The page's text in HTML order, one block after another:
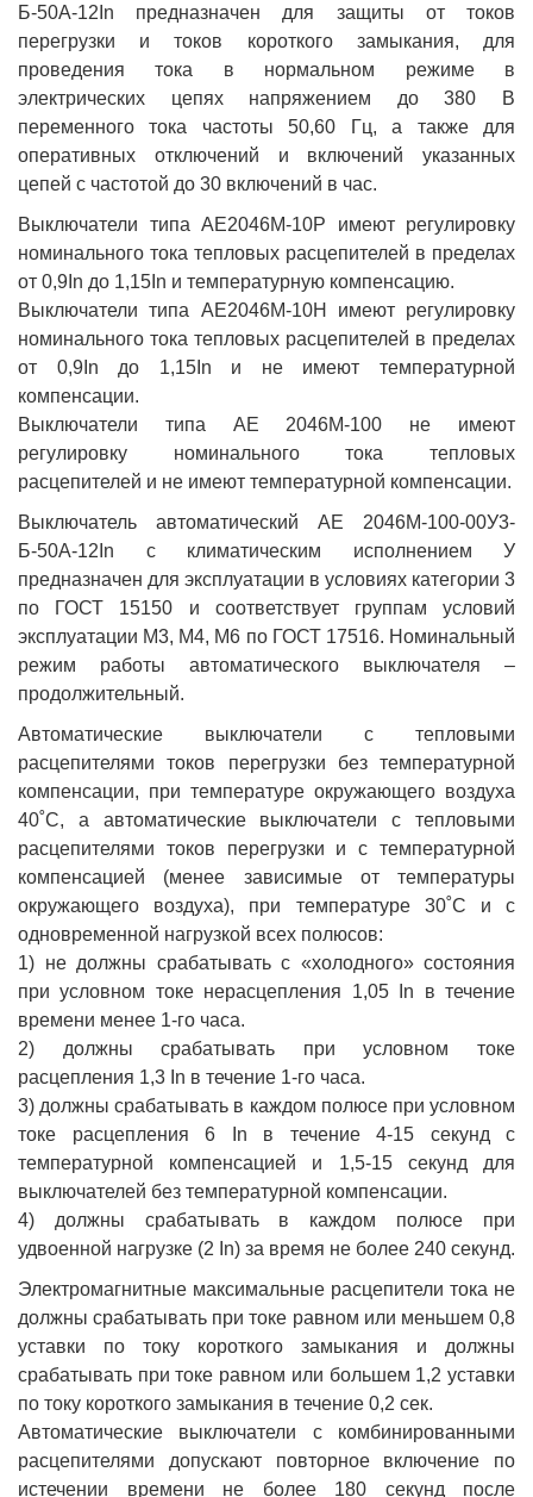
Б-50А-12In предназначен для защиты от токов
перегрузки и токов короткого замыкания, для
проведения тока в нормальном режиме в
электрических цепях напряжением до 380 В
переменного тока частоты 50,60 Гц, а также для
оперативных отключений и включений указанных
цепей с частотой до 30 включений в час.
Выключатели типа АЕ2046М-10Р имеют регулировку
номинального тока тепловых расцепителей в пределах
от 0,9In до 1,15In и температурную компенсацию.
Выключатели типа АЕ2046М-10Н имеют регулировку
номинального тока тепловых расцепителей в пределах
от 0,9In до 1,15In и не имеют температурной
компенсации.
Выключатели типа АЕ 2046М-100 не имеют
регулировку номинального тока тепловых
расцепителей и не имеют температурной компенсации.
Выключатель автоматический АЕ 2046М-100-00У3-
Б-50А-12In с климатическим исполнением У
предназначен для эксплуатации в условиях категории 3
по ГОСТ 15150 и соответствует группам условий
эксплуатации М3, М4, М6 по ГОСТ 17516. Номинальный
режим работы автоматического выключателя –
продолжительный.
Автоматические выключатели с тепловыми
расцепителями токов перегрузки без температурной
компенсации, при температуре окружающего воздуха
40˚С, а автоматические выключатели с тепловыми
расцепителями токов перегрузки и с температурной
компенсацией (менее зависимые от температуры
окружающего воздуха), при температуре 30˚С и с
одновременной нагрузкой всех полюсов:
1) не должны срабатывать с «холодного» состояния
при условном токе нерасцепления 1,05 In в течение
времени менее 1-го часа.
2) должны срабатывать при условном токе
расцепления 1,3 In в течение 1-го часа.
3) должны срабатывать в каждом полюсе при условном
токе расцепления 6 In в течение 4-15 секунд с
температурной компенсацией и 1,5-15 секунд для
выключателей без температурной компенсации.
4) должны срабатывать в каждом полюсе при
удвоенной нагрузке (2 In) за время не более 240 секунд.
Электромагнитные максимальные расцепители тока не
должны срабатывать при токе равном или меньшем 0,8
уставки по току короткого замыкания и должны
срабатывать при токе равном или большем 1,2 уставки
по току короткого замыкания в течение 0,2 сек.
Автоматические выключатели с комбинированными
расцепителями допускают повторное включение по
истечении времени не более 180 секунд после